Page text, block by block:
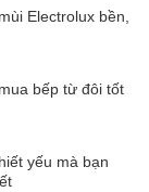
Electrolux bền,
bếp từ đôi tốt
yếu mà bạn